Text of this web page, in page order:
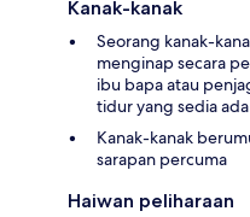
Kanak-kanak
Seorang kanak-
menginap secara
ibu bapa atau
tidur yang sedia ada
Kanak-kanak
sarapan percuma
Haiwan peliharaan